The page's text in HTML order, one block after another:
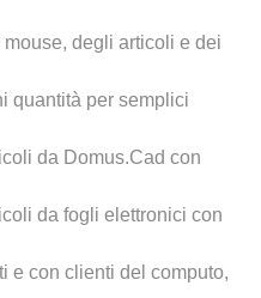
degli articoli e dei
quantità per semplici
da Domus.Cad con
da fogli elettronici con
e con clienti del computo,